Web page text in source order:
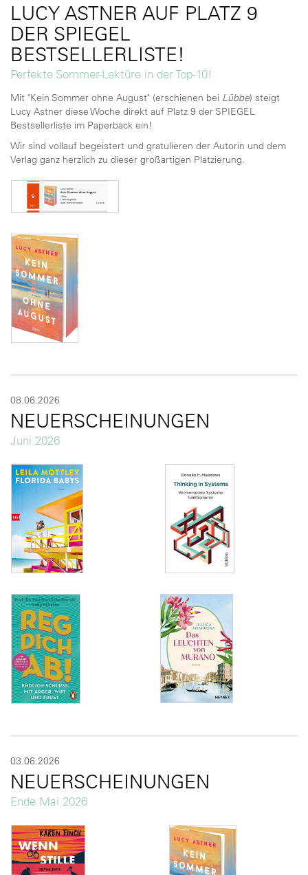
LUCY ASTNER AUF PLATZ 9
DER SPIEGEL
BESTSELLERLISTE!
Perfekte Sommer-Lektüre in der Top-10!
Mit "Kein Sommer ohne August" (erschienen bei Lübbe) steigt
Lucy Astner diese Woche direkt auf Platz 9 der SPIEGEL
Bestsellerliste im Paperback ein!
Wir sind vollauf begeistert und gratulieren der Autorin und dem
Verlag ganz herzlich zu dieser großartigen Platzierung.
08.06.2026
NEUERSCHEINUNGEN
Juni 2026
03.06.2026
NEUERSCHEINUNGEN
Ende Mai 2026